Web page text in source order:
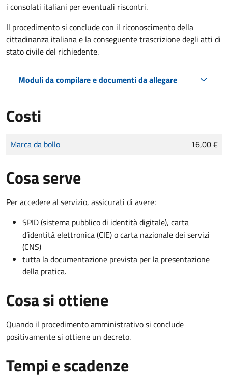
i consolati italiani per eventuali riscontri.
Il procedimento si conclude con il riconoscimento della
cittadinanza italiana e la conseguente trascrizione degli atti di
stato civile del richiedente.
Moduli da compilare e documenti da allegare
Costi
Tipo di pagamento
Importo
Marca da bollo 16,00 €
Cosa serve
Per accedere al servizio, assicurati di avere:
SPID (sistema pubblico di identità digitale), carta
d’identità elettronica (CIE) o carta nazionale dei servizi
(CNS)
tutta la documentazione prevista per la presentazione
della pratica.
Cosa si ottiene
Quando il procedimento amministrativo si conclude
positivamente si ottiene un decreto.
Tempi e scadenze